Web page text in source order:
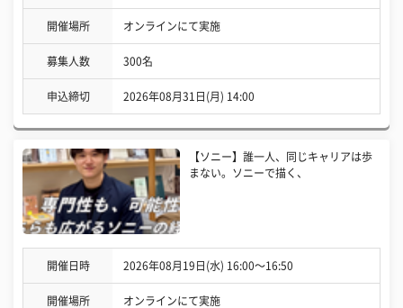
開催場所 オンラインにて実施
募集人数 300名
申込締切 2026年08月31日(月) 14:00
【ソニー】誰一人、同じキャリアは歩
まない。ソニーで描く、
開催日時 2026年08月19日(水) 16:00〜16:50
開催場所 オンラインにて実施